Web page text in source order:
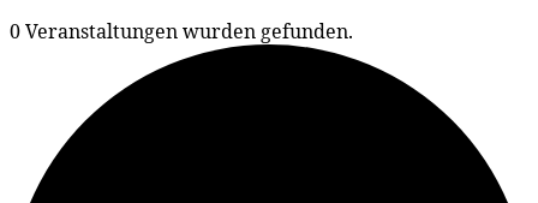
0 Veranstaltungen wurden gefunden.